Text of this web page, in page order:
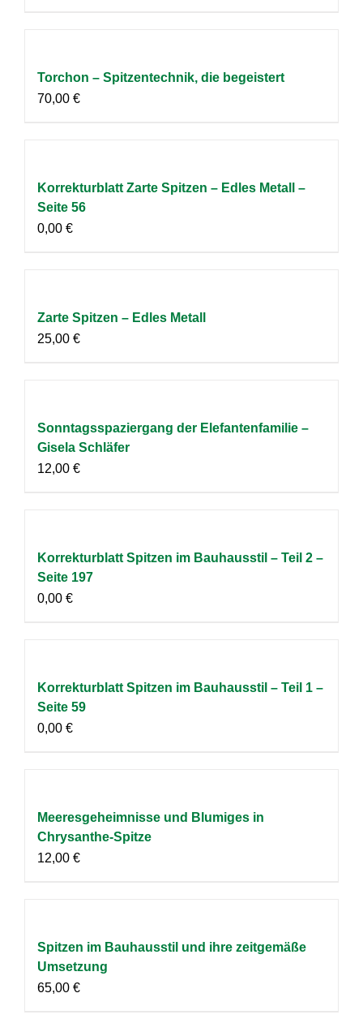
Torchon – Spitzentechnik, die begeistert
70,00 €
Korrekturblatt Zarte Spitzen – Edles Metall –
Seite 56
0,00 €
Zarte Spitzen – Edles Metall
25,00 €
Sonntagsspaziergang der Elefantenfamilie –
Gisela Schläfer
12,00 €
Korrekturblatt Spitzen im Bauhausstil – Teil 2 –
Seite 197
0,00 €
Korrekturblatt Spitzen im Bauhausstil – Teil 1 –
Seite 59
0,00 €
Meeresgeheimnisse und Blumiges in
Chrysanthe-Spitze
12,00 €
Spitzen im Bauhausstil und ihre zeitgemäße
Umsetzung
65,00 €